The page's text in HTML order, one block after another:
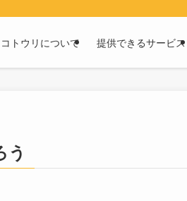
コトウリについて 提供できるサービス
う